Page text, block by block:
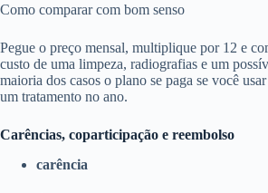
Como comparar com bom senso
Pegue o preço mensal, multiplique por 12 e
custo de uma limpeza, radiografias e um
maioria dos casos o plano se paga se você
um tratamento no ano.
Carências, coparticipação e reembolso
carência